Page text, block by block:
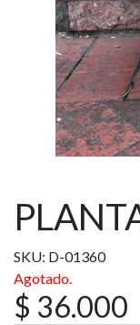
SKU: D-01360
Agotado.
$ 36.000